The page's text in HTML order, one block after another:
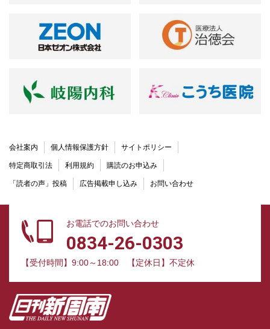
会社案内 個人情報保護方針 サイトポリシー
特定商取引法 利用規約 購読のお申込み
「読者の声」投稿 広告掲載申し込み お問い合わせ
お電話でのお問い合わせ
0834-26-0303
【受付時間】9:00～18:00 【定休日】不定休